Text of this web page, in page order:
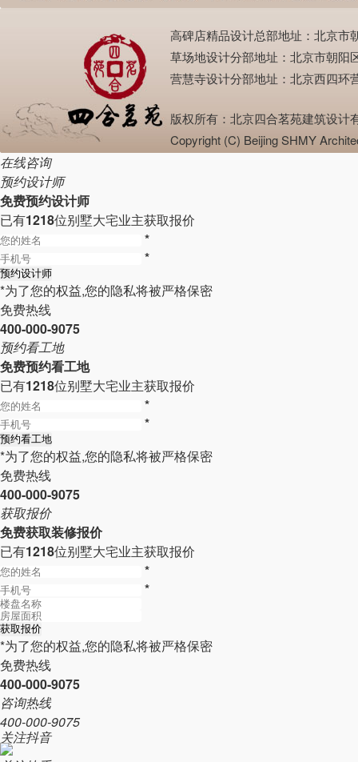
高碑店精品设计总部地址：北京市
草场地设计分部地址：北京市朝阳
营慧寺设计分部地址：北京西四环
版权所有：北京四合茗苑建筑设
Copyright (C) Beijing SHMY
在线咨询
预约设计师
免费预约设计师
已有1218位别墅大宅业主获取报价
*
*
*为了您的权益,您的隐私将被严格保密
免费热线
400-000-9075
预约看工地
免费预约看工地
已有1218位别墅大宅业主获取报价
*
*
*为了您的权益,您的隐私将被严格保密
免费热线
400-000-9075
获取报价
免费获取装修报价
已有1218位别墅大宅业主获取报价
*
*
*为了您的权益,您的隐私将被严格保密
免费热线
400-000-9075
咨询热线
400-000-9075
关注抖音